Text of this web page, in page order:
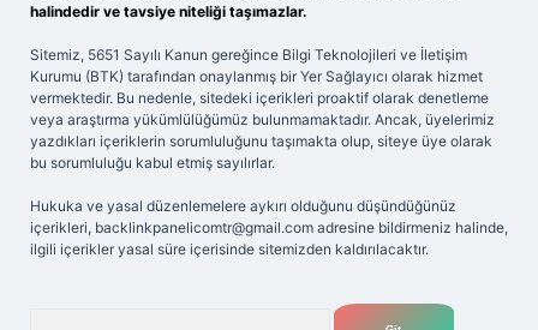
halindedir ve tavsiye niteliği taşımazlar.
Sitemiz, 5651 Sayılı Kanun gereğince Bilgi Teknolojileri ve İletişim
Kurumu (BTK) tarafından onaylanmış bir Yer Sağlayıcı olarak hizmet
vermektedir. Bu nedenle, sitedeki içerikleri proaktif olarak denetleme
veya araştırma yükümlülüğümüz bulunmamaktadır. Ancak, üyelerimiz
yazdıkları içeriklerin sorumluluğunu taşımakta olup, siteye üye olarak
bu sorumluluğu kabul etmiş sayılırlar.
Hukuka ve yasal düzenlemelere aykırı olduğunu düşündüğünüz
içerikleri, backlinkpanelicomtr@gmail.com adresine bildirmeniz halinde,
ilgili içerikler yasal süre içerisinde sitemizden kaldırılacaktır.